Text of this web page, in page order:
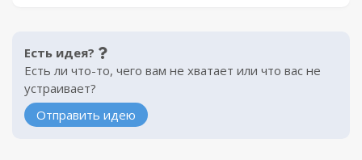
Есть идея?
Есть ли что-то, чего вам не хватает или что вас не
устраивает?
Отправить идею